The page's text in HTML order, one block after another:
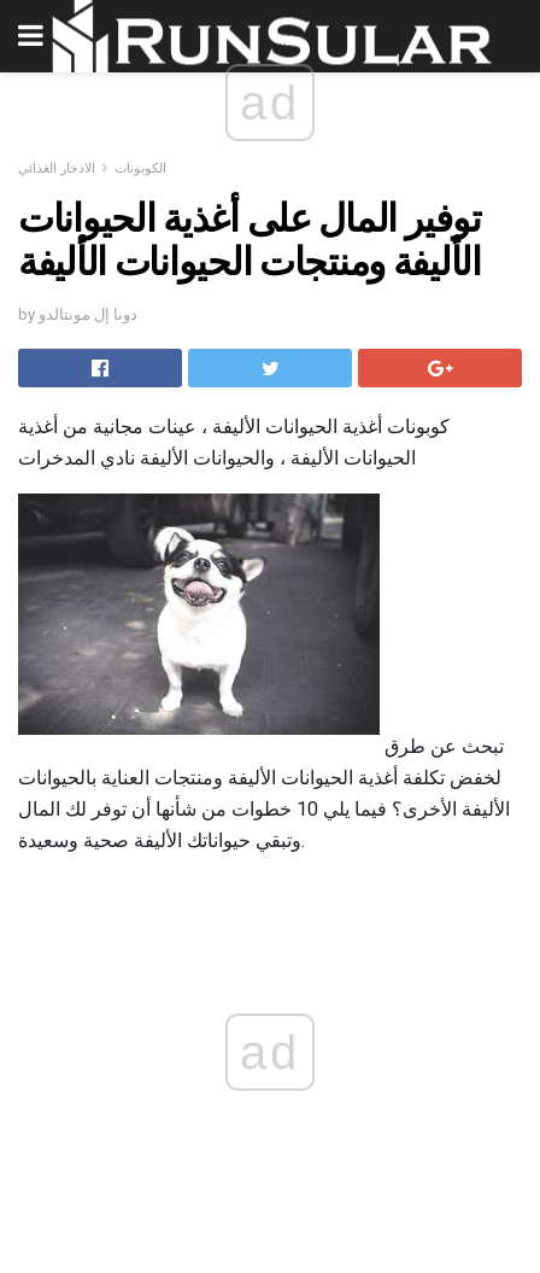
ad
الكوبونات الادخار الغذائي
توفير المال على أغذية الحيوانات
الأليفة ومنتجات الحيوانات الأليفة
by دونا إل مونتالدو
كوبونات أغذية الحيوانات الأليفة ، عينات مجانية من أغذية
الحيوانات الأليفة ، والحيوانات الأليفة نادي المدخرات
لخفض تكلفة أغذية الحيوانات الأليفة ومنتجات العناية بالحيوانات
الأليفة الأخرى؟ فيما يلي 10 خطوات من شأنها أن توفر لك المال
وتبقي حيواناتك الأليفة صحية وسعيدة.
ad